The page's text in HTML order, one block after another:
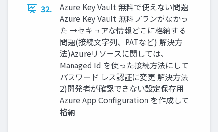
32.
Azure Key Vault 無料で使えない問題
Azure Key Vault 無料プランがなかっ
た →セキュアな情報どこに格納する
問題(接続文字列、PATなど) 解決方
法)Azureリソースに関しては、
Managed Id を使った接続方法にして
パスワード レス認証に変更 解決方法
2)開発者が確認できない設定保存用
Azure App Configuration を作成して
格納